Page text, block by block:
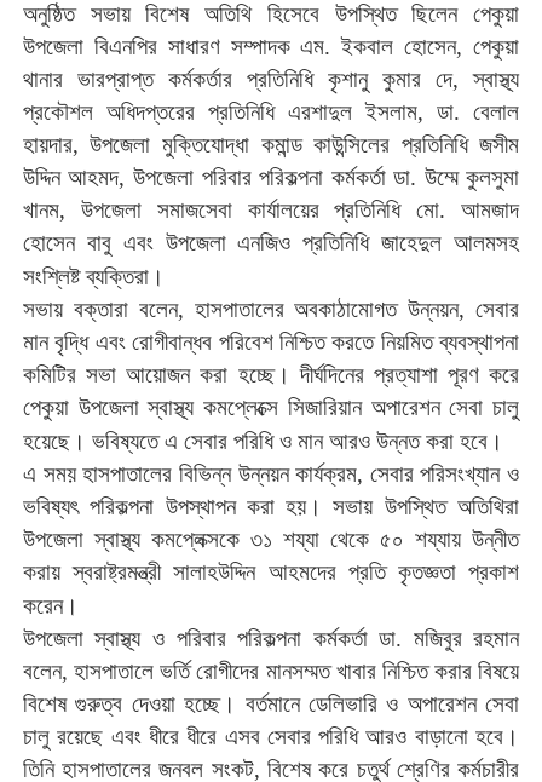
অনুষ্ঠিত
সভায় বিশেষ অতিথি হিসেবে উপস্থিত ছিলেন
পেকুয়া
উপজেলা বিএনপির সাধারণ সম্পাদক এম.ইকবাল হোসেন,পেকুয়া
থানার ভারপ্রাপ্ত কর্মকর্তার প্রতিনিধি কৃশানু কুমার দে,স্বাস্থ্য
প্রকৌশল অধিদপ্তরের প্রতিনিধি এরশাদুল ইসলাম,ডা.বেলাল
হায়দার,উপজেলা মুক্তিযোদ্ধা কমান্ড কাউন্সিলের প্রতিনিধি জসীম
উদ্দিন আহমদ, উপজেলা পরিবার পরিকল্পনা কর্মকর্তা ডা. উম্মে কুলসুমা
খানম, উপজেলা সমাজসেবা কার্যালয়ের প্রতিনিধি মো.আমজাদ
হোসেন বাবু এবং উপজেলা এনজিও প্রতিনিধি জাহেদুল আলমসহ
সংশ্লিষ্ট ব্যক্তিরা।
সভায় বক্তারা বলেন, হাসপাতালের অবকাঠামোগত উন্নয়ন,সেবার
মান বৃদ্ধি এবং রোগীবান্ধব পরিবেশ নিশ্চিত করতে নিয়মিত ব্যবস্থাপনা
কমিটির সভা আয়োজন করা হচ্ছে। দীর্ঘদিনের প্রত্যাশা পূরণ করে
পেকুয়া উপজেলা স্বাস্থ্য কমপ্লেক্সে সিজারিয়ান অপারেশন সেবা চালু
হয়েছে। ভবিষ্যতে এ সেবার পরিধি ও মান আরও উন্নত করা হবে।
এ সময় হাসপাতালের বিভিন্ন উন্নয়ন কার্যক্রম, সেবার পরিসংখ্যান ও
ভবিষ্যৎ পরিকল্পনা উপস্থাপন করা হয়। সভায় উপস্থিত অতিথিরা
উপজেলা স্বাস্থ্য কমপ্লেক্সকে ৩১ শয্যা থেকে ৫০ শয্যায় উন্নীত
করায় স্বরাষ্ট্রমন্ত্রী সালাহউদ্দিন আহমদের প্রতি কৃতজ্ঞতা প্রকাশ
করেন।
উপজেলা স্বাস্থ্য ও পরিবার পরিকল্পনা কর্মকর্তা ডা. মজিবুর রহমান
বলেন,হাসপাতালে ভর্তি রোগীদের মানসম্মত খাবার নিশ্চিত করার বিষয়ে
বিশেষ গুরুত্ব দেওয়া হচ্ছে। বর্তমানে ডেলিভারি ও অপারেশন সেবা
চালু রয়েছে এবং ধীরে ধীরে এসব সেবার পরিধি আরও বাড়ানো হবে।
তিনি হাসপাতালের জনবল সংকট,বিশেষ করে চতুর্থ শ্রেণির কর্মচারীর